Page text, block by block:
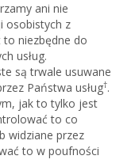
ani nie
osobistych z
niezbędne do
usług.
są trwale usuwane
Państwa usług†.
jak to tylko jest
to co
widziane przez
to w poufności